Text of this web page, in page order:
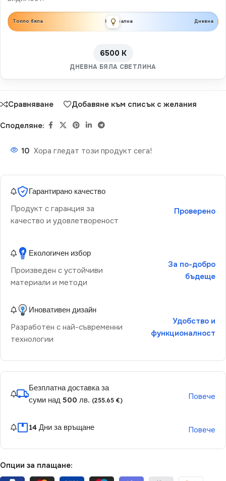
Топло бяла Неутрална Дневна
6500 K
ДНЕВНА БЯЛА СВЕТЛИНА
Сравняване Добавяне към списък с желания
Споделяне:
10 Хора гледат този продукт сега!
Гарантирано качество
Продукт с гаранция за
качество и удовлетвореност
Проверено
Екологичен избор
Произведен с устойчиви
материали и методи
За по-добро
бъдеще
Иновативен дизайн
Разработен с най-съвременни
технологии
Удобство и
функционалност
Безплатна доставка за
суми над 500 лв. (255.65 €) Повече
14 Дни за връщане Повече
Опции за плащане: